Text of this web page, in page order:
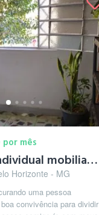
por mês
Quarto individual mobiliado – Casa
Horizonte - MG
uma pessoa
convivência para dividir